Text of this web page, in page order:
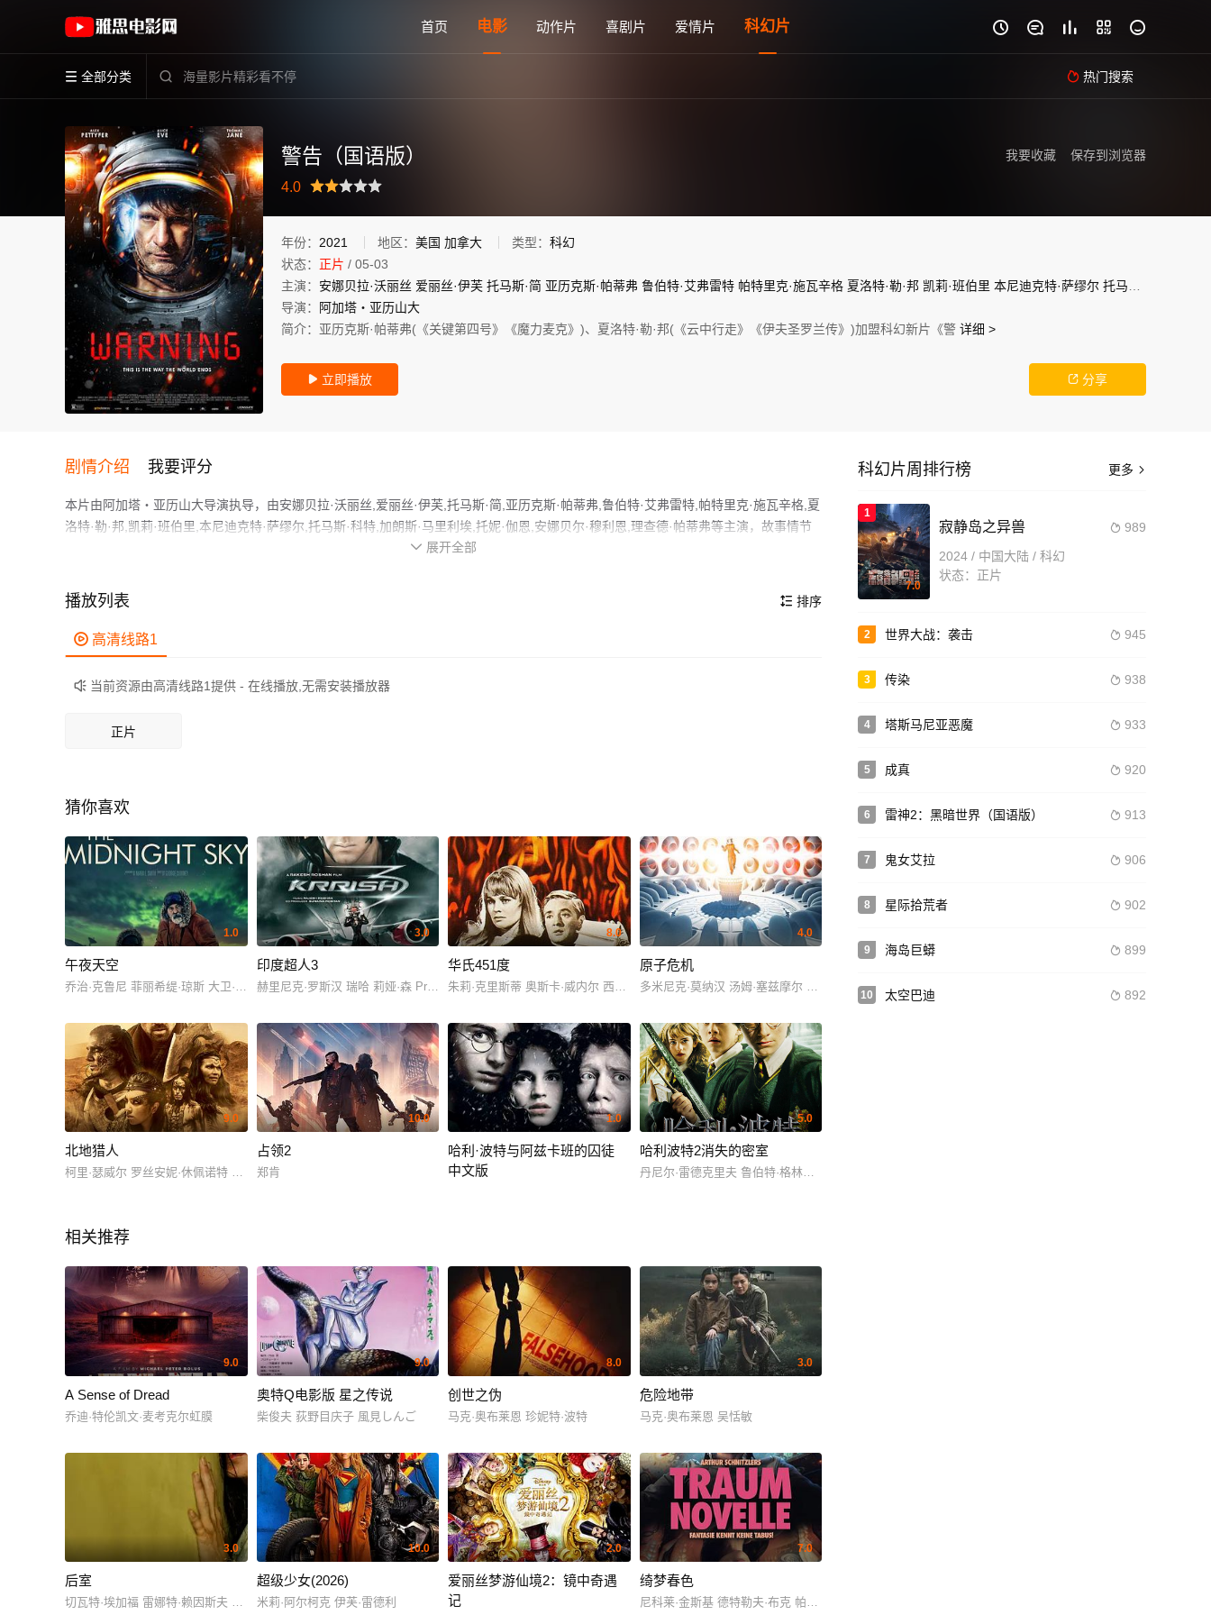
首页 电影 动作片 喜剧片 爱情片 科幻片     
 全部分类   热门搜索
《警告（国语版）》(2021)美国 / 加拿大英语高清电影免费在线观看 - 雅思电影网
保存到浏览器
我要收藏
警告（国语版）
4.0
很差较差还行 推荐力荐
年份： 2021 地区： 美国 加拿大 类型： 科幻
状态： 正片 / 05-03
主演： 安娜贝拉·沃丽丝 爱丽丝·伊芙 托马斯·简 亚历克斯·帕蒂弗 鲁伯特·艾弗雷特 帕特里克·施瓦辛格 夏洛特·勒·邦 凯莉·班伯里 本尼迪克特·萨缪尔 托马斯·科特
导演：
阿加塔‧亚历山大
简介： 亚历克斯·帕蒂弗(《关键第四号》《魔力麦克》)、夏洛特·勒·邦(《云中行走》《伊夫圣罗兰传》)加盟科幻新片《警 详细 >
 立即播放  分享
剧情介绍 我要评分
本片由阿加塔‧亚历山大导演执导，由安娜贝拉·沃丽丝,爱丽丝·伊芙,托马斯·简,亚历克斯·帕蒂弗,鲁伯特·艾弗雷特,帕特里克·施瓦辛格,夏
洛特·勒·邦,凯莉·班伯里,本尼迪克特·萨缪尔,托马斯·科特,加朗斯·马里利埃,托妮·伽恩,安娜贝尔·穆利恩,理查德·帕蒂弗等主演，故事情节
跌岩起伏、扣人心弦，领广大科幻片爱好者和观众们都期待不已。
斯·达西、劳拉·哈里尔、梅纳·马苏德(《阿拉丁》)参演，艺术家Agata Alexander献出电影长片导演首秀，并与Rob Michaelson、Jason
Kaye编写剧本，冬季罗马尼亚开拍。
作为一部 上映的科幻电影，在当期同类题材影片中具有一定的看点，在演员表现和剧情架构上也都有不错的亮点，剧情紧凑，角色塑造
鲜明，适合喜欢科幻类电影的观众观看。
 展开全部
 排序
播放列表
 高清线路1
 当前资源由高清线路1提供 - 在线播放,无需安装播放器
正片
猜你喜欢
1.0
午夜天空
乔治·克鲁尼 菲丽希缇·琼斯 大卫·奥伊罗 凯尔·钱德勒 德米安·比齐尔 蒂凡尼·布恩 苏菲·兰朵 伊森·派克 蒂姆·罗斯 米利亚姆·肖尔 利利娅·诺特·拉林斯多蒂尔 汉娜·玛丽亚·卡尔斯多蒂尔 阿特利·奧斯卡·法奈森 伊登·黑赫斯特
3.0
印度超人3
赫里尼克·罗斯汉 瑞哈 莉娅·森 Priyanka Chopra 维克·奥贝欧 Vivek Oberoi Rajpal Yadav Kangana Ranaut
8.0
华氏451度
朱莉·克里斯蒂 奥斯卡·威内尔 西里尔·库萨克 安东·迪夫伦 杰瑞米·斯宾塞 比·达夫尔 Alex Scott Gillian Aldam 迈克尔·巴尔弗 安·贝尔 伊冯·布雷
4.0
原子危机
多米尼克·莫纳汉 汤姆·塞兹摩尔 莎拉·哈贝尔
9.0
北地猎人
柯里·瑟威尔 罗丝安妮·休佩诺特 Michelle Thrush 朱利安·布莱克·安蒂洛普 纳森尼尔·阿坎德 Roger LeBlanc Kevin Davey Jerome Paton Paul Welch Cameron Gerlitz Stephane Legault Jonathan Purvis John Barry Graham
10.0
占领2
郑肯
1.0
哈利·波特与阿兹卡班的囚徒
中文版
5.0
哈利波特2消失的密室
丹尼尔·雷德克里夫 鲁伯特·格林特 艾玛·沃特森
相关推荐
9.0
A Sense of Dread
乔迪·特伦凯文·麦考克尔虹膜
9.0
奥特Q电影版 星之传说
柴俊夫 荻野目庆子 風見しんご
8.0
创世之伪
马克·奥布莱恩 珍妮特·波特
3.0
危险地带
马克·奥布莱恩 吴恬敏
3.0
后室
切瓦特·埃加福 雷娜特·赖因斯夫 芬恩·本尼特
10.0
超级少女(2026)
米莉·阿尔柯克 伊芙·雷德利
2.0
爱丽丝梦游仙境2：镜中奇遇
记
7.0
绮梦春色
尼科莱·金斯基 德特勒夫·布克 帕特里克·莫勒肯 Nike·Martens 布鲁诺·艾隆 Nicole·Nagel Laurine·Price
更多 
科幻片周排行榜
1
7.0
 989
寂静岛之异兽
2024 / 中国大陆 / 科幻
状态：正片
2  945
世界大战：袭击
3  938
传染
4  933
塔斯马尼亚恶魔
5  920
成真
6  913
雷神2：黑暗世界（国语版）
7  906
鬼女艾拉
8  902
星际拾荒者
9  899
海岛巨蟒
10  892
太空巴迪